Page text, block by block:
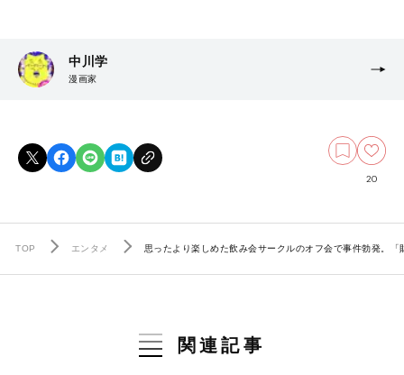
中川学
漫画家
20
TOP エンタメ 思ったより楽しめた飲み会サークルのオフ会で事件勃発。
関連記事